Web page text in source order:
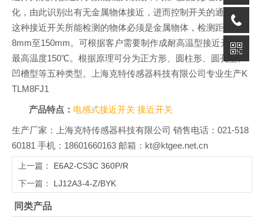
化，由此识别出有无金属物体接近，进而控制开关的通或断。
这种接近开关所能检测的物体必须是金属物体，检测距离由0.
8mm至150mm。可根据客户需要制作成耐高温型接近开关，
最高温度150℃。根据原理可分为正方形、圆柱形、圆孔型、
凹槽型等五种类型。上海克特传感器科技有限公司专业生产K
TLM8FJ1
产品特点： 电感式接近开关接近开关
生产厂家：上海克特传感器科技有限公司 销售电话：021-518
60181 手机：18601660163 邮箱：kt@ktgee.net.cn
上一篇： E6A2-CS3C 360P/R
下一篇： LJ12A3-4-Z/BYK
同类产品